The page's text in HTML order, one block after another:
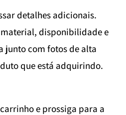
detalhes adicionais.
disponibilidade e
junto com fotos de alta
que está adquirindo.
e prossiga para a